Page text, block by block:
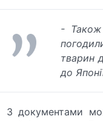
- Також
тварин
до
З документами